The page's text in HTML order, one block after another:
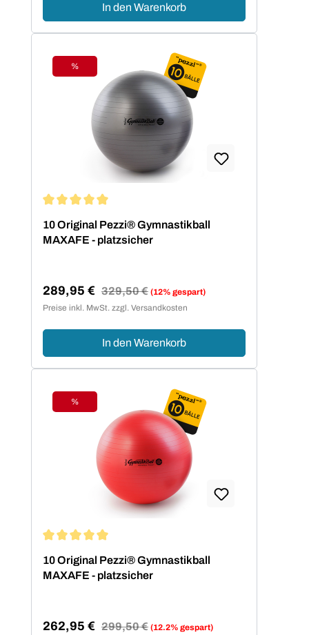
In den Warenkorb
Rabatt
%
10 Original Pezzi® Gymnastikball
MAXAFE - platzsicher
Verkaufspreis:
289,95 € Regulärer Preis:
329,50 € (12% gespart)
Preise inkl. MwSt. zzgl. Versandkosten
In den Warenkorb
Rabatt
%
10 Original Pezzi® Gymnastikball
MAXAFE - platzsicher
262,95 € Regulärer Preis:
299,50 € (12.2% gespart)